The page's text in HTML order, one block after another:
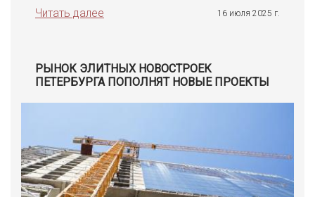
Читать далее
16 июля 2025 г.
РЫНОК ЭЛИТНЫХ НОВОСТРОЕК
ПЕТЕРБУРГА ПОПОЛНЯТ НОВЫЕ ПРОЕКТЫ